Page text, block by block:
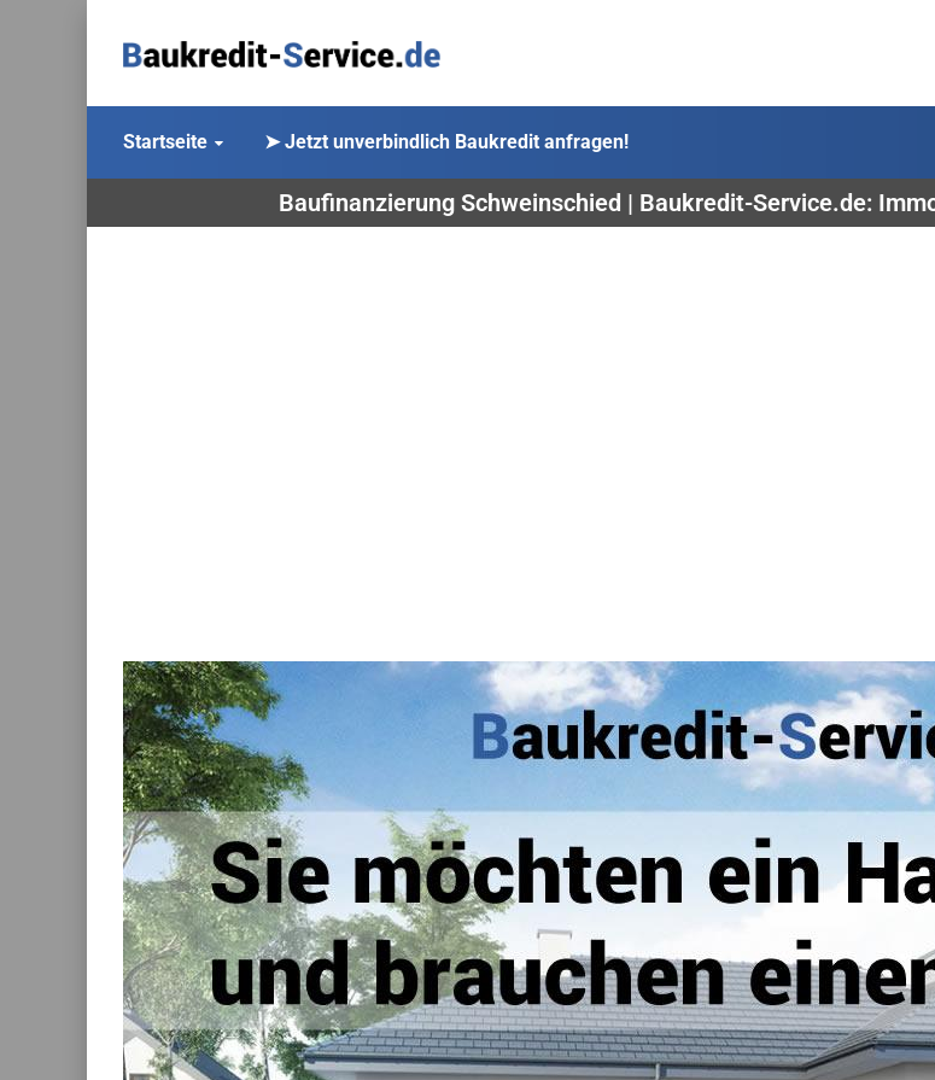
Startseite ➤ Jetzt unverbindlich Baukredit anfragen!
Baufinanzierung Schweinschied | Baukredit-Service.de: